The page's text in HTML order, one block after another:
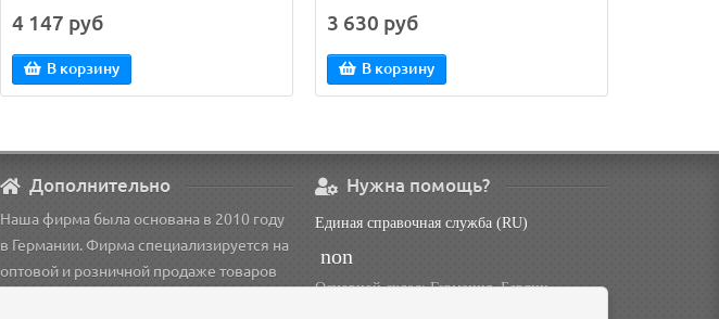
4 147 руб
В корзину
3 630 руб
В корзину
Дополнительно
Наша фирма была основана в 2010 году
в Германии. Фирма специализируется на
оптовой и розничной продаже товаров
Нужна помощь?
Единая справочная служба (RU)
non
Основной склад: Германия, Берлин